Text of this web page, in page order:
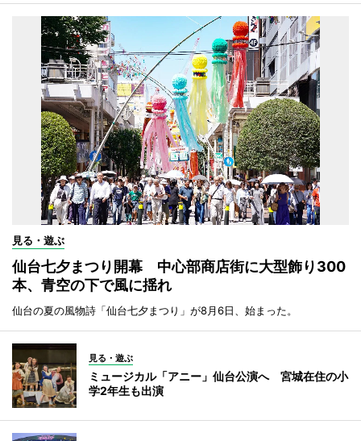
見る・遊ぶ
仙台七夕まつり開幕 中心部商店街に大型飾り300
本、青空の下で風に揺れ
仙台の夏の風物詩「仙台七夕まつり」が8月6日、始まった。
見る・遊ぶ
ミュージカル「アニー」仙台公演へ 宮城在住の小
学2年生も出演